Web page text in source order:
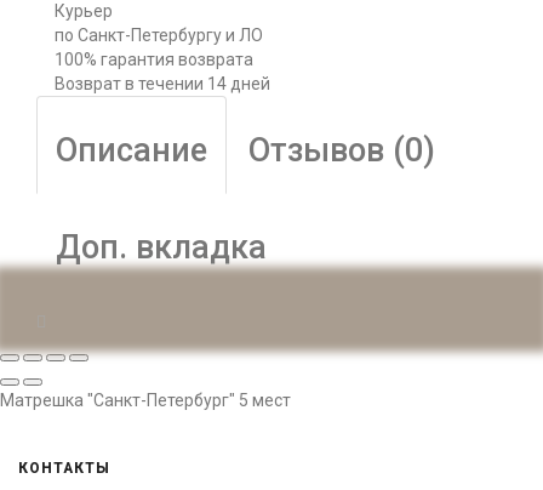
Курьер
по Санкт-Петербургу и ЛО
100% гарантия возврата
Возврат в течении 14 дней
Описание Отзывов (0)
Доп. вкладка
Матрешка "Санкт-Петербург" 5 мест
КОНТАКТЫ